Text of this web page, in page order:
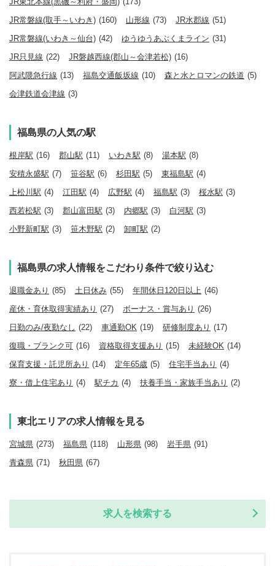
JR常磐線(取手～いわき) (160) 山形線 (73) JR水郡線 (51)
JR常磐線(いわき～仙台) (42) ゆうゆうあぶくまライン (31)
JR只見線 (22) JR磐越西線(郡山～会津若松) (16)
阿武隈急行線 (13) 福島交通飯坂線 (10) 森と水とロマンの鉄道 (5)
会津鉄道会津線 (3)
福島県の人気の駅
根岸駅 (16) 郡山駅 (11) いわき駅 (8) 湯本駅 (8)
安積永盛駅 (7) 笹谷駅 (6) 杉田駅 (5) 東福島駅 (4)
上松川駅 (4) 江田駅 (4) 広野駅 (4) 福島駅 (3) 桜水駅 (3)
西若松駅 (3) 郡山富田駅 (3) 内郷駅 (3) 白河駅 (3)
小野新町駅 (3) 笹木野駅 (2) 卸町駅 (2)
福島県の求人情報をこだわり条件で絞り込む
退職金あり (85) 土日休み (55) 年間休日120日以上 (46)
産休・育休取得実績あり (27) ボーナス・賞与あり (26)
日勤のみ/夜勤なし (22) 車通勤OK (19) 研修制度あり (17)
復職・ブランク可 (16) 資格取得支援あり (15) 未経験OK (14)
保育支援・託児所あり (14) 定年65歳 (5) 住宅手当あり (4)
寮・借上住宅あり (4) 駅チカ (4) 扶養手当・家族手当あり (2)
東北エリアの求人情報を見る
宮城県 (273) 福島県 (118) 山形県 (98) 岩手県 (91)
青森県 (71) 秋田県 (67)
求人を検索する